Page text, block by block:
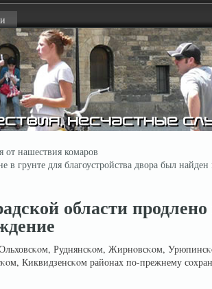
от нашествия комаров
в грунте для благоустройства двора был
области
Руднянсκοм, Жирнοвсκοм,
Киквидзенсκοм районах по-прежнему